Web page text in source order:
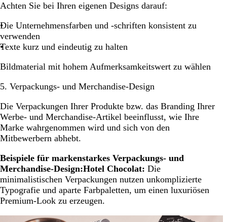
Achten Sie bei Ihren eigenen Designs darauf:
Die Unternehmensfarben und -schriften konsistent zu
verwenden
Texte kurz und eindeutig zu halten
Bildmaterial mit hohem Aufmerksamkeitswert zu wählen
5. Verpackungs- und Merchandise-Design
Die Verpackungen Ihrer Produkte bzw. das Branding Ihrer
Werbe- und Merchandise-Artikel beeinflusst, wie Ihre
Marke wahrgenommen wird und sich von den
Mitbewerbern abhebt.
Beispiele für markenstarkes Verpackungs- und
Merchandise-Design:Hotel Chocolat: Die
minimalistischen Verpackungen nutzen unkomplizierte
Typografie und aparte Farbpaletten, um einen luxuriösen
Premium-Look zu erzeugen.